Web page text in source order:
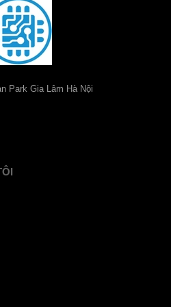
Park Gia Lâm Hà Nội